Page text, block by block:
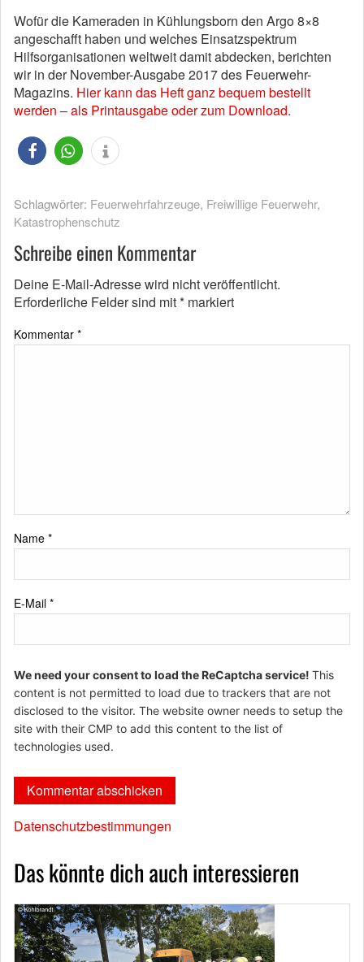
Wofür die Kameraden in Kühlungsborn den Argo 8×8
angeschafft haben und welches Einsatzspektrum
Hilfsorganisationen weltweit damit abdecken, berichten
wir in der November-Ausgabe 2017 des Feuerwehr-
Magazins. Hier kann das Heft ganz bequem bestellt
werden – als Printausgabe oder zum Download.
Schlagwörter: Feuerwehrfahrzeuge, Freiwillige Feuerwehr,
Katastrophenschutz
Schreibe einen Kommentar
Deine E-Mail-Adresse wird nicht veröffentlicht.
Erforderliche Felder sind mit* markiert
Kommentar *
Name *
E-Mail *
We need your consent to load the ReCaptcha service! This
content is not permitted to load due to trackers that are not
disclosed to the visitor. The website owner needs to setup the
site with their CMP to add this content to the list of
technologies used.
Datenschutzbestimmungen
Das könnte dich auch interessieren